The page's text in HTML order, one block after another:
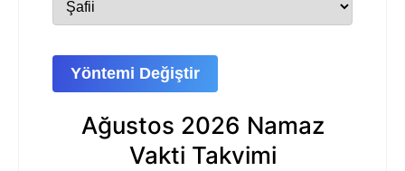
Yöntemi Değiştir
Ağustos 2026 Namaz
Vakti Takvimi